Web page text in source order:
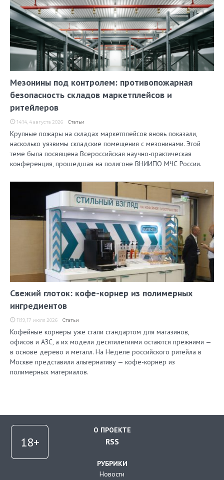
Мезонины под контролем: противопожарная
безопасность складов маркетплейсов и
ритейлеров
14:14, 4 августа 2026 Статьи
Крупные пожары на складах маркетплейсов вновь показали,
насколько уязвимы складские помещения с мезонинами. Этой
теме была посвящена Всероссийская научно-практическая
конференция, прошедшая на полигоне ВНИИПО МЧС России.
Свежий глоток: кофе-корнер из полимерных
ингредиентов
11:19, 17 июля 2026 Статьи
Кофейные корнеры уже стали стандартом для магазинов,
офисов и АЗС, а их модели десятилетиями остаются прежними —
в основе дерево и металл. На Неделе российского ритейла в
Москве представили альтернативу — кофе-корнер из
полимерных материалов.
О ПРОЕКТЕ
RSS
РУБРИКИ
Новости